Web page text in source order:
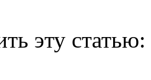
эту статью: